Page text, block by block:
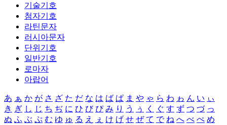
기술기호
첨자기호
라틴문자
러시아문자
단위기호
일반기호
로마자
아랍어
あ ぁ か が さ ざ た だ な は ば ぱ ま や ゃ ら わ ゎ ん い ぃ
き ぎ し じ ち ぢ に ひ び ぴ み り う ぅ く ぐ す ず つ づ っ
ぬ ふ ぶ ぷ む ゆ ゅ る え ぇ け げ せ ぜ て で ね へ べ ぺ め